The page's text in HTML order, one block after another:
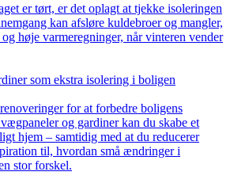
er tørt, er det oplagt at tjekke isoleringen
kan afsløre kuldebroer og mangler,
høje varmeregninger, når vinteren vender
som ekstra isolering i boligen
for at forbedre boligens
og gardiner kan du skabe et
hjem – samtidig med at du reducerer
til, hvordan små ændringer i
stor forskel.